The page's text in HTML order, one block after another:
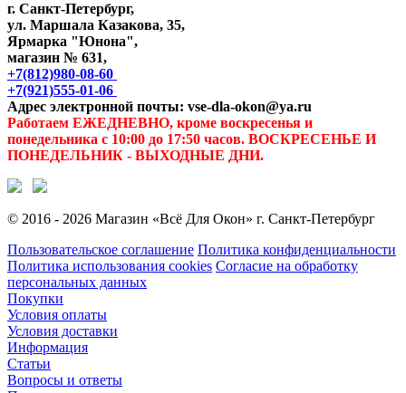
г. Санкт-Петербург,
ул. Маршала Казакова, 35,
Ярмарка "Юнона",
магазин № 631,
+7(812)980-08-60
+7(921)555-01-06
Адрес электронной почты: vse-dla-okon@ya.ru
Работаем ЕЖЕДНЕВНО, кроме воскресенья и
понедельника с 10:00 до 17:50 часов. ВОСКРЕСЕНЬЕ И
ПОНЕДЕЛЬНИК - ВЫХОДНЫЕ ДНИ.
© 2016 - 2026 Магазин «Всё Для Окон» г. Санкт-Петербург
Пользовательское соглашение Политика конфиденциальности
Политика использования cookies Согласие на обработку
персональных данных
Покупки
Условия оплаты
Условия доставки
Информация
Статьи
Вопросы и ответы